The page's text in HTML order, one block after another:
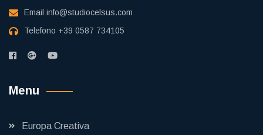
Email info@studiocelsus.com
Telefono +39 0587 734105
Menu
Europa Creativa